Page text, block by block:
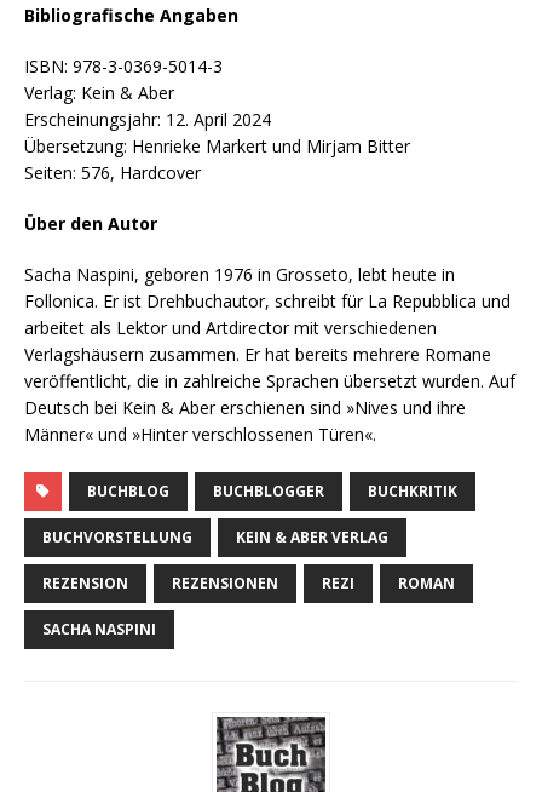
Bibliografische Angaben
ISBN: 978-3-0369-5014-3
Verlag: Kein & Aber
Erscheinungsjahr: 12. April 2024
Übersetzung: Henrieke Markert und Mirjam Bitter
Seiten: 576, Hardcover
Über den Autor
Sacha Naspini, geboren 1976 in Grosseto, lebt heute in
Follonica. Er ist Drehbuchautor, schreibt für La Repubblica und
arbeitet als Lektor und Artdirector mit verschiedenen
Verlagshäusern zusammen. Er hat bereits mehrere Romane
veröffentlicht, die in zahlreiche Sprachen übersetzt wurden. Auf
Deutsch bei Kein & Aber erschienen sind »Nives und ihre
Männer« und »Hinter verschlossenen Türen«.
BUCHBLOG BUCHBLOGGER BUCHKRITIK
BUCHVORSTELLUNG KEIN & ABER VERLAG
REZENSION REZENSIONEN REZI ROMAN
SACHA NASPINI